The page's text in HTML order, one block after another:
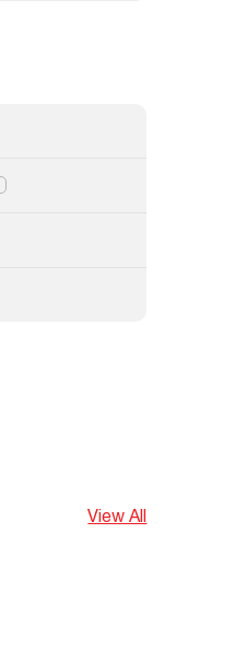
View All